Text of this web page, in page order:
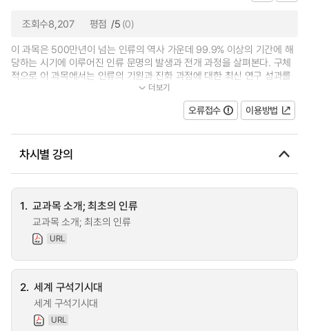
조회수8,207 평점 /5 (0)
이 과목은 500만년이 넘는 인류의 역사 가운데 99.9% 이상의 기간에 해
당하는 시기에 이루어진 인류 문명의 발생과 전개 과정을 살펴본다. 구체
적으로 이 과목에서는 인류의 기원과 진화 과정에 대한 최신 연구 성과를
살펴보고, 수렵 채집의 생계 방식에서...
더보기
오류접수 이용방법
차시별 강의
1. 교과목 소개; 최초의 인류
교과목 소개; 최초의 인류
URL
2. 세계 구석기시대
세계 구석기시대
URL